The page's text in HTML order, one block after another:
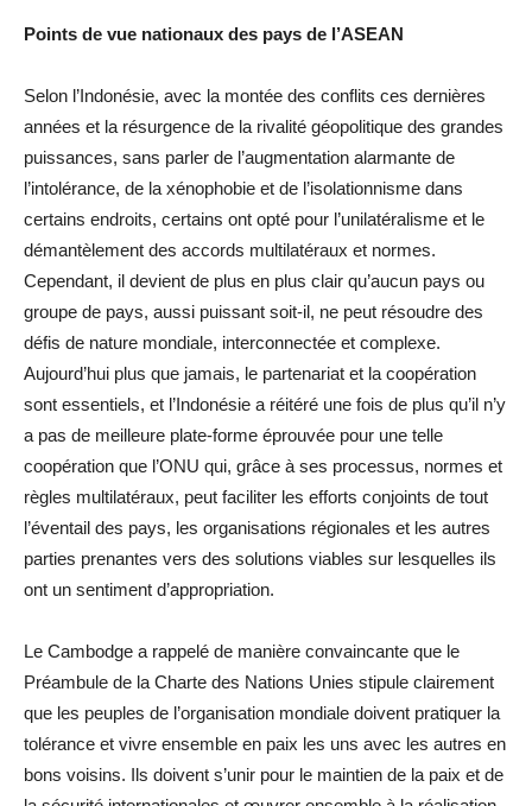
Points de vue nationaux des pays de l’ASEAN
Selon l’Indonésie, avec la montée des conflits ces dernières
années et la résurgence de la rivalité géopolitique des grandes
puissances, sans parler de l’augmentation alarmante de
l’intolérance, de la xénophobie et de l’isolationnisme dans
certains endroits, certains ont opté pour l’unilatéralisme et le
démantèlement des accords multilatéraux et normes.
Cependant, il devient de plus en plus clair qu’aucun pays ou
groupe de pays, aussi puissant soit-il, ne peut résoudre des
défis de nature mondiale, interconnectée et complexe.
Aujourd’hui plus que jamais, le partenariat et la coopération
sont essentiels, et l’Indonésie a réitéré une fois de plus qu’il n’y
a pas de meilleure plate-forme éprouvée pour une telle
coopération que l’ONU qui, grâce à ses processus, normes et
règles multilatéraux, peut faciliter les efforts conjoints de tout
l’éventail des pays, les organisations régionales et les autres
parties prenantes vers des solutions viables sur lesquelles ils
ont un sentiment d’appropriation.
Le Cambodge a rappelé de manière convaincante que le
Préambule de la Charte des Nations Unies stipule clairement
que les peuples de l’organisation mondiale doivent pratiquer la
tolérance et vivre ensemble en paix les uns avec les autres en
bons voisins. Ils doivent s’unir pour le maintien de la paix et de